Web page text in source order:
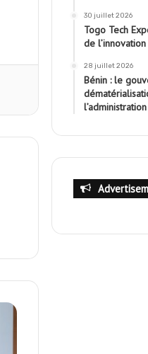
30 juillet 2026
Togo Tech
de
28 juillet 2026
Bénin : le
l’administration